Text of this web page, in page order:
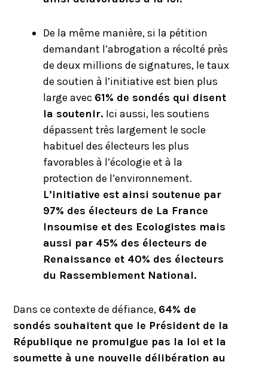
De la même manière, si la pétition
demandant l’abrogation a récolté près
de deux millions de signatures, le taux
de soutien à l’initiative est bien plus
large avec 61% de sondés qui disent
la soutenir. Ici aussi, les soutiens
dépassent très largement le socle
habituel des électeurs les plus
favorables à l’écologie et à la
protection de l’environnement.
L’initiative est ainsi soutenue par
97% des électeurs de La France
Insoumise et des Ecologistes mais
aussi par 45% des électeurs de
Renaissance et 40% des électeurs
du Rassemblement National.
Dans ce contexte de défiance, 64% de
sondés souhaitent que le Président de la
République ne promulgue pas la loi et la
soumette à une nouvelle délibération au